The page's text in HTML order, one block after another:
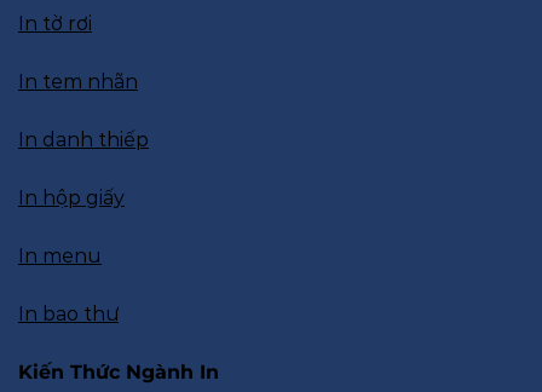
In tờ rơi
In tem nhãn
In danh thiếp
In hộp giấy
In menu
In bao thư
Kiến Thức Ngành In